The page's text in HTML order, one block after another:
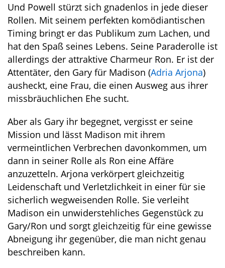
Und Powell stürzt sich gnadenlos in jede dieser
Rollen. Mit seinem perfekten komödiantischen
Timing bringt er das Publikum zum Lachen, und
hat den Spaß seines Lebens. Seine Paraderolle ist
allerdings der attraktive Charmeur Ron. Er ist der
Attentäter, den Gary für Madison (Adria Arjona)
ausheckt, eine Frau, die einen Ausweg aus ihrer
missbräuchlichen Ehe sucht.
Aber als Gary ihr begegnet, vergisst er seine
Mission und lässt Madison mit ihrem
vermeintlichen Verbrechen davonkommen, um
dann in seiner Rolle als Ron eine Affäre
anzuzetteln. Arjona verkörpert gleichzeitig
Leidenschaft und Verletzlichkeit in einer für sie
sicherlich wegweisenden Rolle. Sie verleiht
Madison ein unwiderstehliches Gegenstück zu
Gary/Ron und sorgt gleichzeitig für eine gewisse
Abneigung ihr gegenüber, die man nicht genau
beschreiben kann.